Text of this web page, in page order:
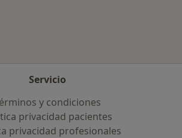
Servicio
y condiciones
privacidad pacientes
privacidad profesionales